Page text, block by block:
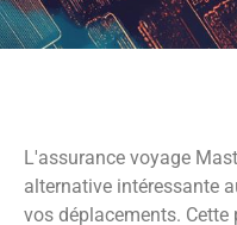
L'assurance voyage
alternative intéressante
vos déplacements.